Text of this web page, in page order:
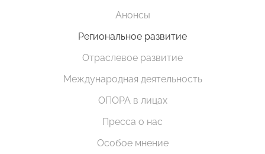
Анонсы
Региональное развитие
Отраслевое развитие
Международная деятельность
ОПОРА в лицах
Пресса о нас
Особое мнение